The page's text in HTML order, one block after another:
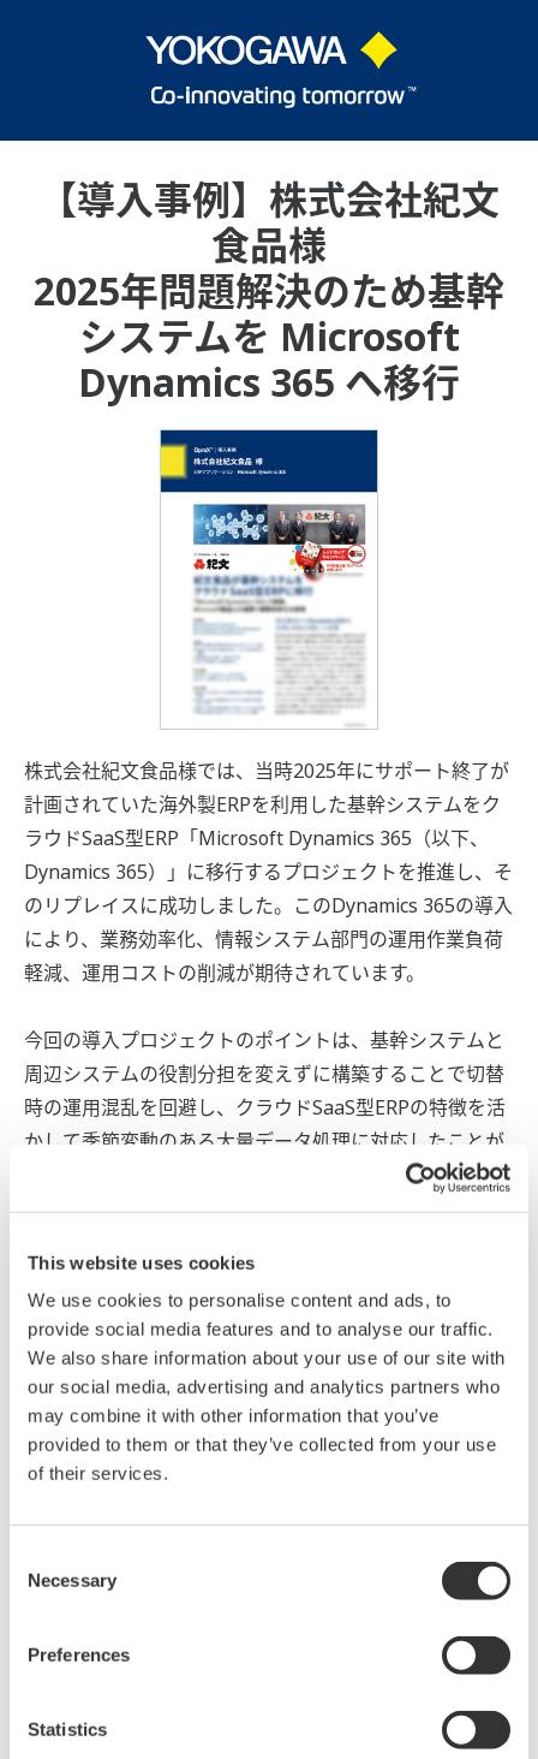
This website uses cookies
We use cookies to personalise content and ads, to
provide social media features and to analyse our traffic.
We also share information about your use of our site with
our social media, advertising and analytics partners who
may combine it with other information that you’ve
provided to them or that they’ve collected from your use
of their services.
Selection
Necessary
Preferences
Statistics
【導入事例】株式会社紀文
食品様
2025年問題解決のため基幹
システムを Microsoft
Dynamics 365 へ移行
株式会社紀文食品様では、当時2025年にサポート終了が
計画されていた海外製ERPを利用した基幹システムをク
ラウドSaaS型ERP「Microsoft Dynamics 365（以下、
Dynamics 365）」に移行するプロジェクトを推進し、そ
のリプレイスに成功しました。このDynamics 365の導入
により、業務効率化、情報システム部門の運用作業負荷
軽減、運用コストの削減が期待されています。
今回の導入プロジェクトのポイントは、基幹システムと
周辺システムの役割分担を変えずに構築することで切替
時の運用混乱を回避し、クラウドSaaS型ERPの特徴を活
かして季節変動のある大量データ処理に対応したことが
挙げられます。導入事例リーフレットで詳細を確認くだ
さい。
本資料から分かること
Dynamics 365 の高い柔軟性を活かし、基幹システ
ムと周辺システムの役割を変えずに構築
クラウドSaaS型ERPの特徴を活かして季節変動の
ある大量データ処理に対応
に移行しても海外製ERPシステムに対する理解がア
ドバンテージとなり混乱なくスムーズに移行が可能
フォームにご記入のうえ、資料をご確認ください。